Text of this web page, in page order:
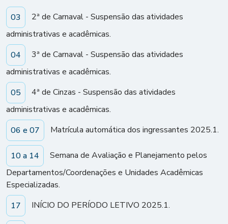
03
2ª de Carnaval - Suspensão das atividades
administrativas e acadêmicas.
04
3ª de Carnaval - Suspensão das atividades
administrativas e acadêmicas.
05
4ª de Cinzas - Suspensão das atividades
administrativas e acadêmicas.
06 e 07
Matrícula automática dos ingressantes 2025.1.
10 a 14
Semana de Avaliação e Planejamento pelos
Departamentos/Coordenações e Unidades Acadêmicas
Especializadas.
17
INÍCIO DO PERÍODO LETIVO 2025.1.